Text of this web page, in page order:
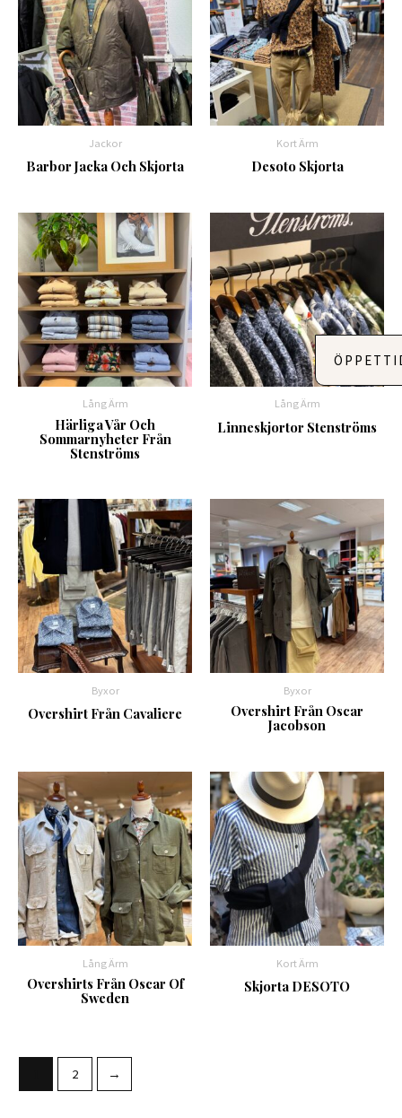
Jackor
Barbor Jacka Och Skjorta
Kort Ärm
Desoto Skjorta
Lång Ärm
Härliga Vår Och
Sommarnyheter Från
Stenströms
Lång Ärm
Linneskjortor Stenströms
Byxor
Overshirt Från Cavaliere
Byxor
Overshirt Från Oscar
Jacobson
Lång Ärm
Overshirts Från Oscar Of
Sweden
Kort Ärm
Skjorta DESOTO
2 →